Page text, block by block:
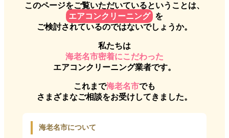
このページをご覧いただいているということは、
エアコンクリーニング を
ご検討されているのではないでしょうか。
私たちは
海老名市密着にこだわった
エアコンクリーニング業者です。
これまで海老名市でも
さまざまなご相談をお受けしてきました。
海老名市について